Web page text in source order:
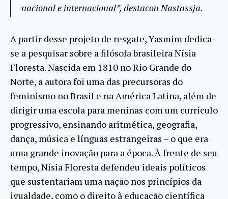
nacional e internacional”, destacou Nastassja.
A partir desse projeto de resgate, Yasmim dedica-
se a pesquisar sobre a filósofa brasileira Nísia
Floresta. Nascida em 1810 no Rio Grande do
Norte, a autora foi uma das precursoras do
feminismo no Brasil e na América Latina, além de
dirigir uma escola para meninas com um currículo
progressivo, ensinando aritmética, geografia,
dança, música e línguas estrangeiras – o que era
uma grande inovação para a época. À frente de seu
tempo, Nísia Floresta defendeu ideais políticos
que sustentariam uma nação nos princípios da
igualdade, como o direito à educação científica